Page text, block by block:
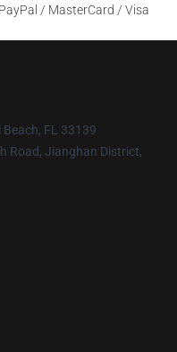
PayPal / MasterCard / Visa
FL 33139
Road, Jianghan District,